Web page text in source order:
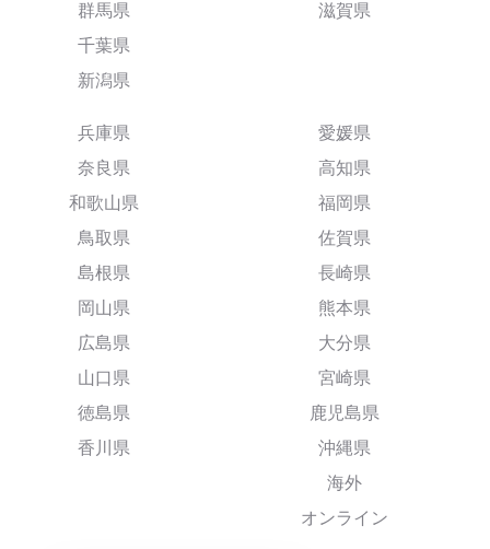
群馬県
千葉県
新潟県
滋賀県
兵庫県
奈良県
和歌山県
鳥取県
島根県
岡山県
広島県
山口県
徳島県
香川県
愛媛県
高知県
福岡県
佐賀県
長崎県
熊本県
大分県
宮崎県
鹿児島県
沖縄県
海外
オンライン